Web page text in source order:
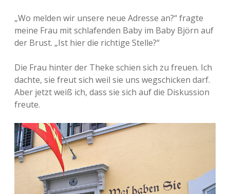
„Wo melden wir unsere neue Adresse an?“ fragte
meine Frau mit schlafenden Baby im Baby Björn auf
der Brust. „Ist hier die richtige Stelle?“
Die Frau hinter der Theke schien sich zu freuen. Ich
dachte, sie freut sich weil sie uns wegschicken darf.
Aber jetzt weiß ich, dass sie sich auf die Diskussion
freute.